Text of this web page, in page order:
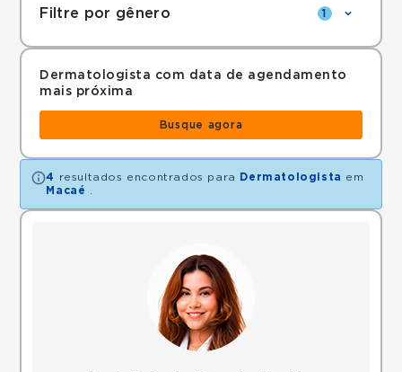
Filtre por gênero 1
Dermatologista com data de agendamento
mais próxima
Busque agora
4 resultados encontrados para Dermatologista em
Macaé